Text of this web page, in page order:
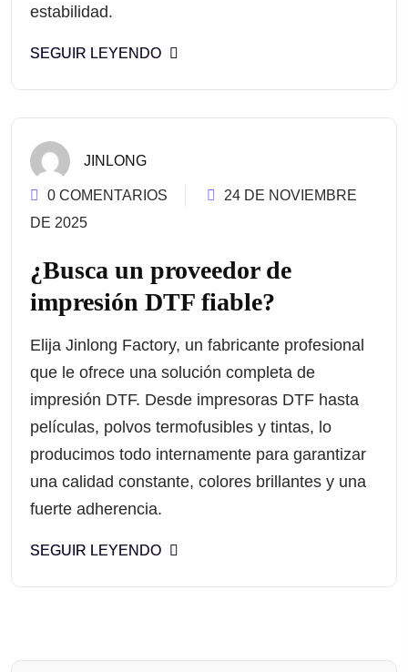
estabilidad.
SEGUIR LEYENDO
JINLONG
0 COMENTARIOS
24 DE NOVIEMBRE
DE 2025
¿Busca un proveedor de
impresión DTF fiable?
Elija Jinlong Factory, un fabricante profesional
que le ofrece una solución completa de
impresión DTF. Desde impresoras DTF hasta
películas, polvos termofusibles y tintas, lo
producimos todo internamente para garantizar
una calidad constante, colores brillantes y una
fuerte adherencia.
SEGUIR LEYENDO